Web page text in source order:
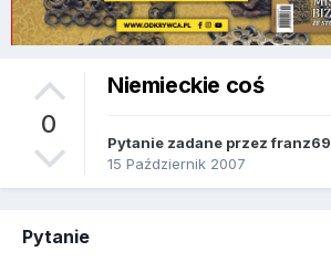
0
Niemieckie coś
Pytanie zadane przezfranz69
15 Październik 2007
Pytanie